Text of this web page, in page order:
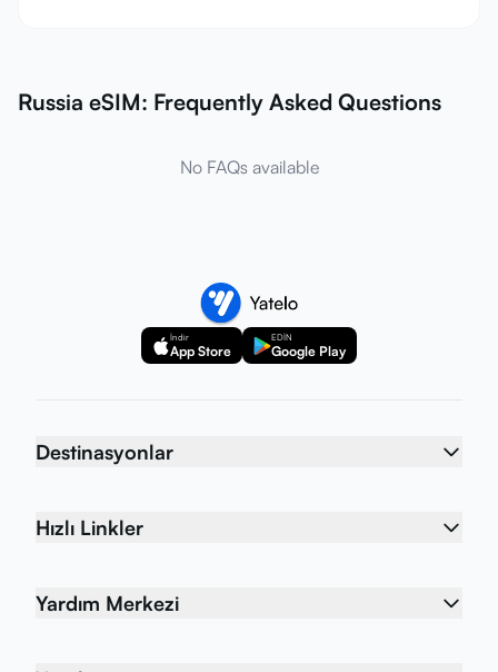
Russia eSIM: Frequently Asked Questions
No FAQs available
İndir
App Store
EDİN
Google Play
Destinasyonlar
Hızlı Linkler
Yardım Merkezi